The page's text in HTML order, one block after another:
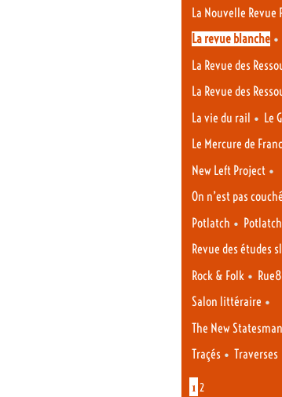
La Nouvelle Revue
La revue blanche •
La Revue des
La Revue des
La vie du rail • Le
Le Mercure de
New Left Project •
On n’est pas couché
Potlatch • Potlatch
Revue des études
Rock & Folk •
Salon littéraire •
The New Statesman
Traçés • Traverses
1 2